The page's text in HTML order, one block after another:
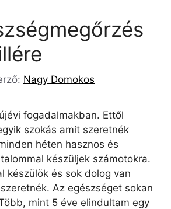
Nagy Domokos
fogadalmakban. Ettől
szokás amit szeretnék
héten hasznos és
készüljek számotokra.
készülök és sok dolog van
Az egészséget sokan
mint 5 éve elindultam egy